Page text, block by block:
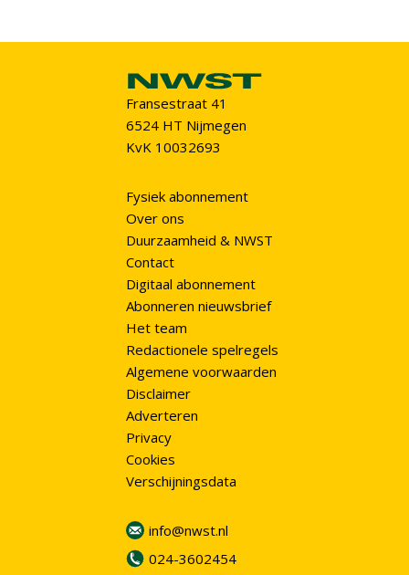
Fransestraat 41
6524 HT Nijmegen
KvK 10032693
Fysiek abonnement
Over ons
Duurzaamheid & NWST
Contact
Digitaal abonnement
Abonneren nieuwsbrief
Het team
Redactionele spelregels
Algemene voorwaarden
Disclaimer
Adverteren
Privacy
Cookies
Verschijningsdata
info@nwst.nl
024-3602454